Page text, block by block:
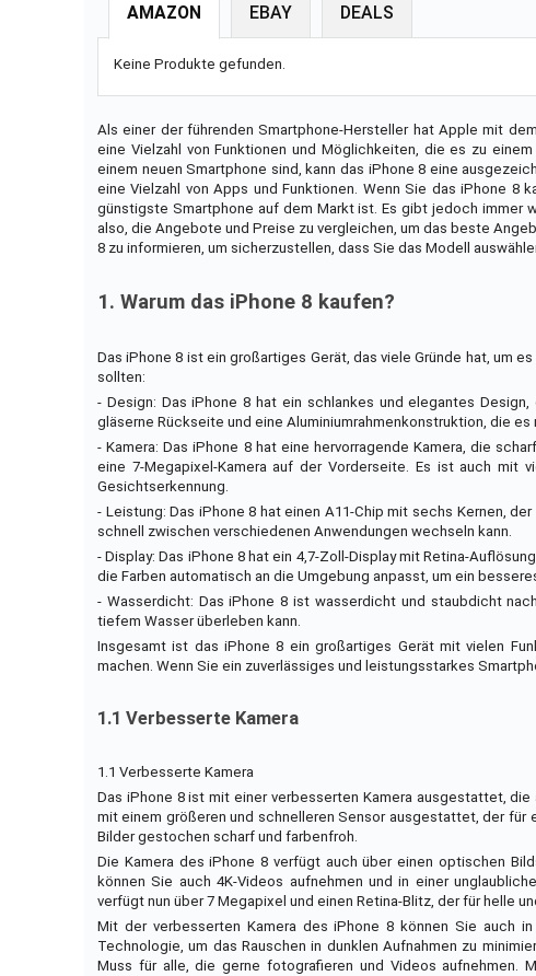
AMAZON
Keine Produkte gefunden.
EBAY DEALS
Als einer der führenden Smartphone-Hersteller hat Apple mit
eine Vielzahl von Funktionen und Möglichkeiten, die es zu
einem neuen Smartphone sind, kann das iPhone 8 eine
eine Vielzahl von Apps und Funktionen. Wenn Sie das iPhone
günstigste Smartphone auf dem Markt ist. Es gibt jedoch immer
also, die Angebote und Preise zu vergleichen, um das beste
8 zu informieren, um sicherzustellen, dass Sie das Modell
1. Warum das iPhone 8 kaufen?
Das iPhone 8 ist ein großartiges Gerät, das viele Gründe hat, um
sollten:
- Design: Das iPhone 8 hat ein schlankes und elegantes
gläserne Rückseite und eine Aluminiumrahmenkonstruktion, die
- Kamera: Das iPhone 8 hat eine hervorragende Kamera, die
eine 7-Megapixel-Kamera auf der Vorderseite. Es ist auch mit
Gesichtserkennung.
- Leistung: Das iPhone 8 hat einen A11-Chip mit sechs Kernen,
schnell zwischen verschiedenen Anwendungen wechseln kann.
- Display: Das iPhone 8 hat ein 4,7-Zoll-Display mit Retina-
die Farben automatisch an die Umgebung anpasst, um ein
- Wasserdicht: Das iPhone 8 ist wasserdicht und staubdicht
tiefem Wasser überleben kann.
Insgesamt ist das iPhone 8 ein großartiges Gerät mit vielen
machen. Wenn Sie ein zuverlässiges und leistungsstarkes
1.1 Verbesserte Kamera
1.1 Verbesserte Kamera
Das iPhone 8 ist mit einer verbesserten Kamera ausgestattet,
mit einem größeren und schnelleren Sensor ausgestattet, der
Bilder gestochen scharf und farbenfroh.
Die Kamera des iPhone 8 verfügt auch über einen optischen
können Sie auch 4K-Videos aufnehmen und in einer
verfügt nun über 7 Megapixel und einen Retina-Blitz, der für helle
Mit der verbesserten Kamera des iPhone 8 können Sie auch
Technologie, um das Rauschen in dunklen Aufnahmen zu
Muss für alle, die gerne fotografieren und Videos aufnehmen.